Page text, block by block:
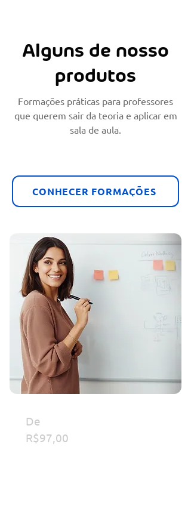
Alguns de nosso
produtos
Formações práticas para professores
que querem sair da teoria e aplicar em
sala de aula.
CONHECER FORMAÇÕES
De
R$97,00